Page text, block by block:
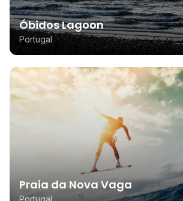
Óbidos Lagoon
Portugal
Praia da Nova Vaga